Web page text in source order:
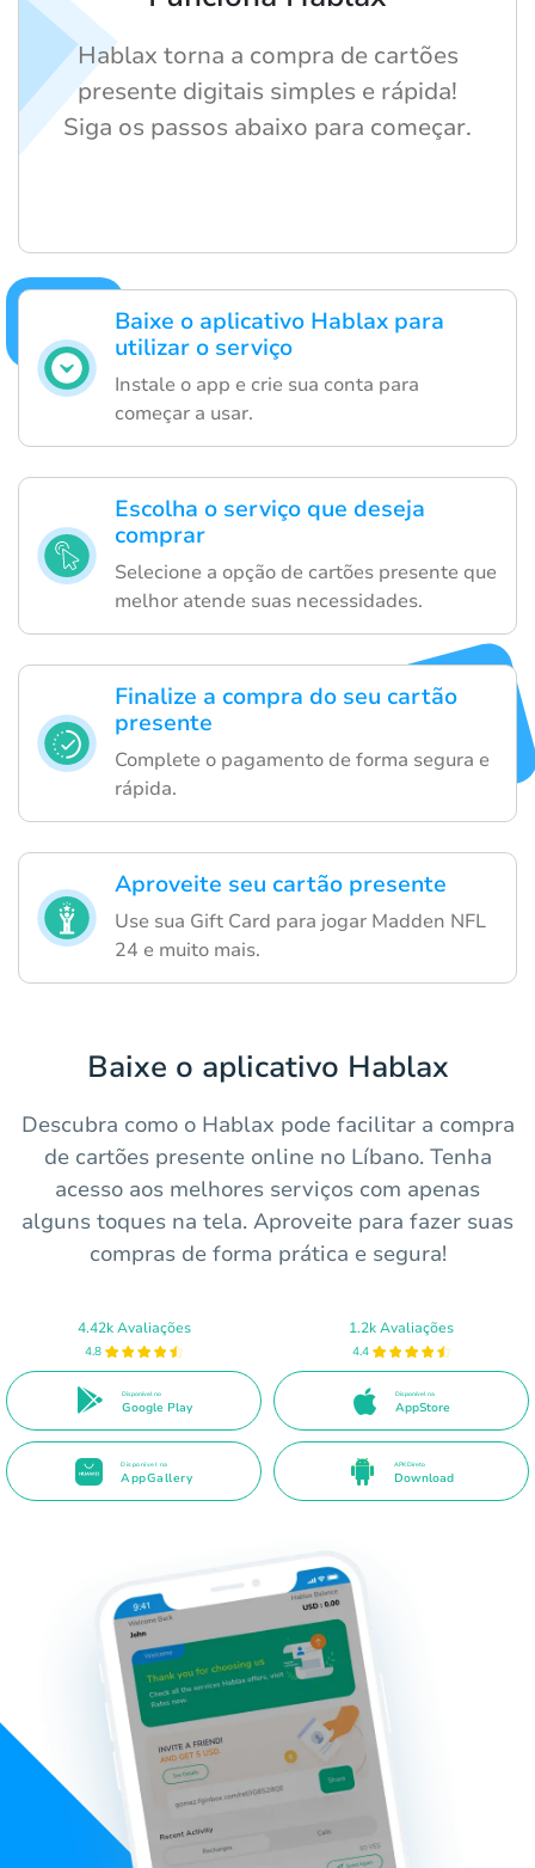
Baixe o aplicativo Hablax para
utilizar o serviço
Instale o app e crie sua conta para
começar a usar.
Escolha o serviço que deseja
comprar
Selecione a opção de cartões presente que
melhor atende suas necessidades.
Finalize a compra do seu cartão
presente
Complete o pagamento de forma segura e
rápida.
Aproveite seu cartão presente
Use sua Gift Card para jogar Madden NFL
24 e muito mais.
Hablax torna a compra de cartões
presente digitais simples e rápida!
Siga os passos abaixo para começar.
Baixe o aplicativo Hablax
Descubra como o Hablax pode facilitar a compra
de cartões presente online no Líbano. Tenha
acesso aos melhores serviços com apenas
alguns toques na tela. Aproveite para fazer suas
compras de forma prática e segura!
4.42k Avaliações
4.8
Disponível no
Google Play
1.2k Avaliações
4.4
Disponível na
AppStore
Disponível na
AppGallery
APK Direto
Download